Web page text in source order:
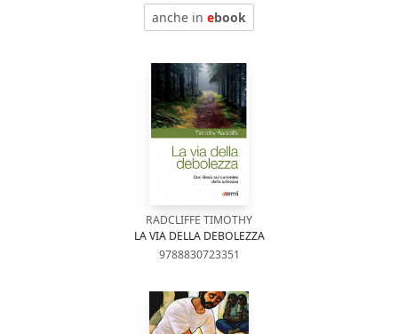
anche in ebook
RADCLIFFE TIMOTHY
LA VIA DELLA DEBOLEZZA
9788830723351